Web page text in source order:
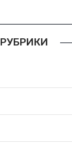
РУБРИКИ